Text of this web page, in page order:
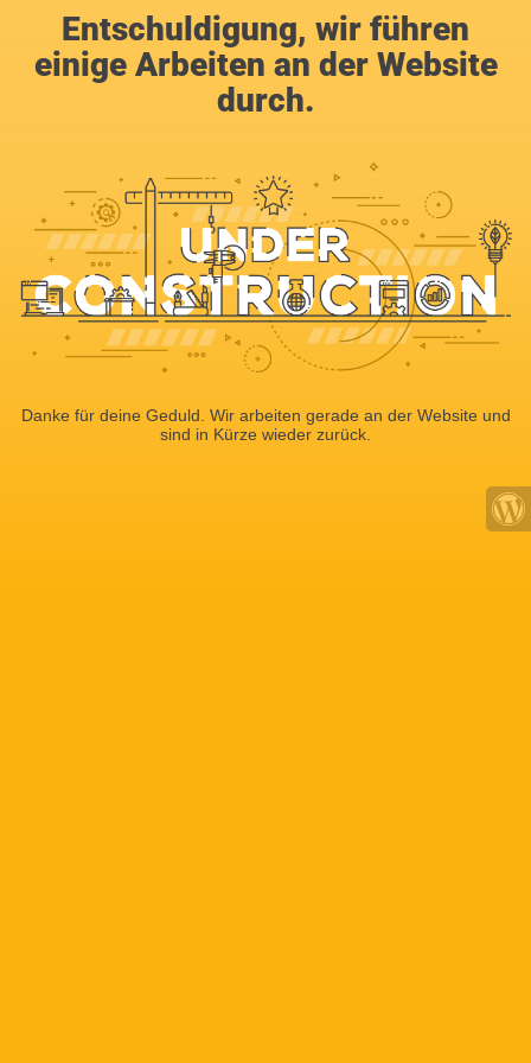
Entschuldigung, wir führen
einige Arbeiten an der Website
durch.
Danke für deine Geduld. Wir arbeiten gerade an der Website und
sind in Kürze wieder zurück.